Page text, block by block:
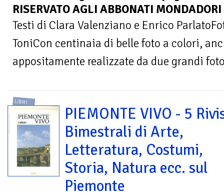
RISERVATO AGLI ABBONATI MONDADORI
Testi di Clara Valenziano e Enrico
ToniCon centinaia di belle foto a colori,
appositamente realizzate da due grandi
LIBRI
PIEMONTE VIVO - 5
Bimestrali di Arte,
Letteratura, Costumi,
Storia, Natura ecc. sul
Piemonte